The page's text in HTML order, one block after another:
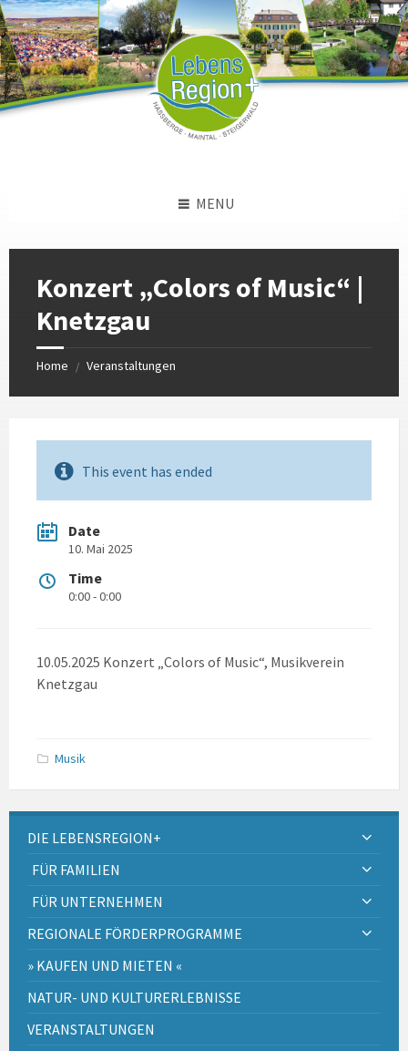
Skip
to
content
Skip
to
left
sidebar
Skip
to
footer
MENU
Konzert „Colors of Music“ |
Knetzgau
Home / Veranstaltungen
This event has ended
Date
10. Mai 2025
Time
0:00 - 0:00
10.05.2025 Konzert „Colors of Music“, Musikverein
Knetzgau
Musik
DIE LEBENSREGION+
FÜR FAMILIEN
FÜR UNTERNEHMEN
REGIONALE FÖRDERPROGRAMME
» KAUFEN UND MIETEN «
NATUR- UND KULTURERLEBNISSE
VERANSTALTUNGEN